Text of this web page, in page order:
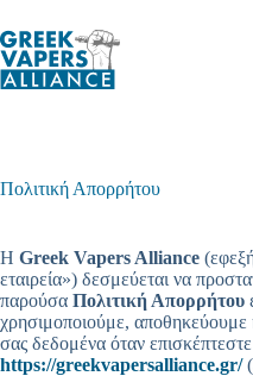
στο
περιεχόμενο
Πολιτική Απορρήτου
Η Greek Vapers Alliance
εταιρεία») δεσμεύεται να
παρούσα Πολιτική Απορρήτου
χρησιμοποιούμε,
σας δεδομένα όταν
https://greekvapersalliance.gr/